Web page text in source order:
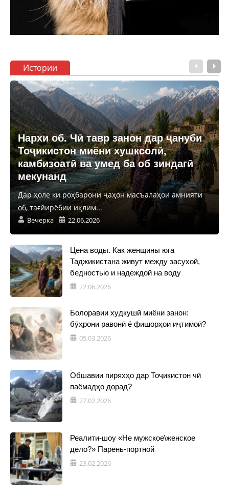
Истории
Нархи об. Чӣ тавр занон дар ҷануби
Тоҷикистон миёни хушксолӣ,
камбизоатӣ ва умед ба об зиндагӣ
мекунанд
Дар ҳоле ки роҳбарони ҷаҳон масъалаҳои амнияти
об, тағйирёбии иқлим...
Вечерка 22.06.2026
Цена воды. Как женщины юга
Таджикистана живут между засухой,
бедностью и надеждой на воду
22.06.2026
Болоравии худкушӣ миёни занон:
бӯҳрони равонӣ ё фишорҳои иҷтимоӣ?
05.03.2026
Обшавии пиряхҳо дар Тоҷикистон чӣ
паёмадҳо дорад?
27.02.2026
Реалити-шоу «Не мужское\женское
дело?» Парень-портной
23.02.2026